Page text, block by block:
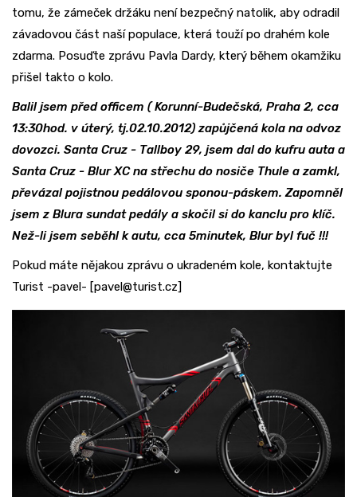
tomu, že zámeček držáku není bezpečný natolik, aby odradil
závadovou část naší populace, která touží po drahém kole
zdarma. Posuďte zprávu Pavla Dardy, který během okamžiku
přišel takto o kolo.
Balil jsem před officem ( Korunní-Budečská, Praha 2, cca
13:30hod. v úterý, tj.02.10.2012) zapůjčená kola na odvoz
dovozci. Santa Cruz - Tallboy 29, jsem dal do kufru auta a
Santa Cruz - Blur XC na střechu do nosiče Thule a zamkl,
převázal pojistnou pedálovou sponou-páskem. Zapomněl
jsem z Blura sundat pedály a skočil si do kanclu pro klíč.
Než-li jsem seběhl k autu, cca 5minutek, Blur byl fuč !!!
Pokud máte nějakou zprávu o ukradeném kole, kontaktujte
Turist -pavel- [pavel@turist.cz]